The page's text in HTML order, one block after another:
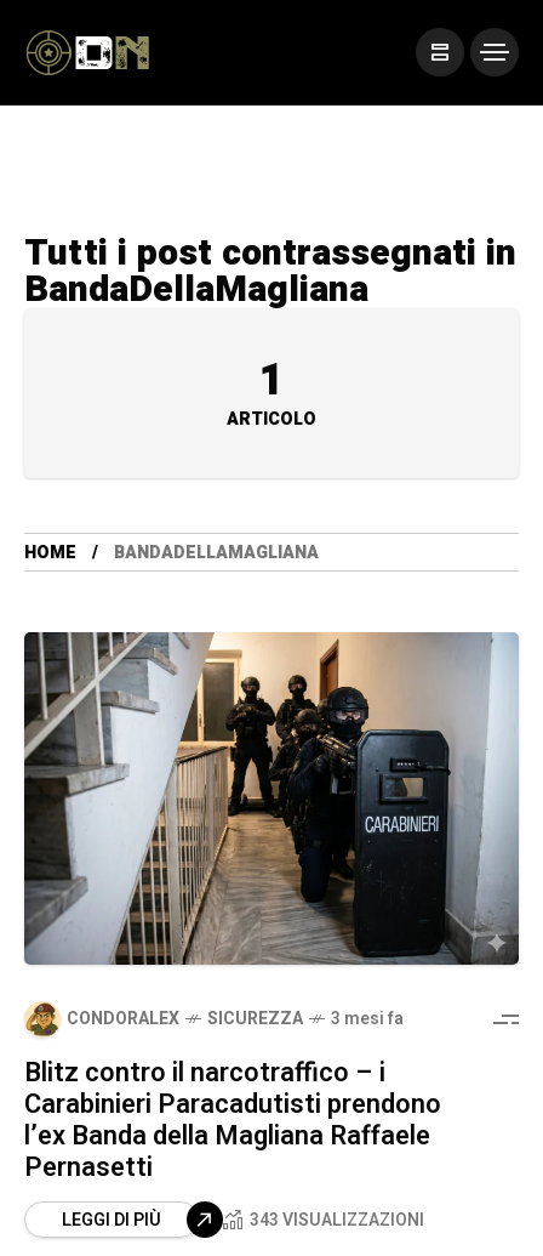
Tutti i post contrassegnati in
BandaDellaMagliana
1
ARTICOLO
HOME BANDADELLAMAGLIANA
CONDORALEX SICUREZZA 3 mesi fa
Blitz contro il narcotraffico – i
Carabinieri Paracadutisti prendono
l’ex Banda della Magliana Raffaele
Pernasetti
LEGGI DI PIÙ 343 VISUALIZZAZIONI